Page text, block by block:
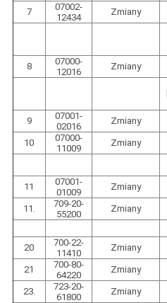
7
07002-
12434
Zmiany
8
07000-
12016
Zmiany
9
07001-
02016
Zmiany
10
07000-
11009
Zmiany
11
07001-
01009
Zmiany
11.
709-20-
55200
Zmiany
20
700-22-
11410
Zmiany
21
700-80-
64220
Zmiany
23.
723-20-
61800
Zmiany